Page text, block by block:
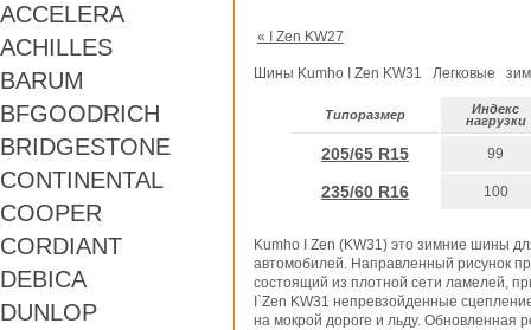
ACCELERA
ACHILLES
BARUM
BFGOODRICH
BRIDGESTONE
CONTINENTAL
COOPER
CORDIANT
DEBICA
DUNLOP
« I Zen KW27
Шины Kumho I Zen KW31 Легковые
Типоразмер
Индекс
нагрузки
205/65 R15 99
235/60 R16 100
Kumho I Zen (KW31) это зимние шины
автомобилей. Направленный рисунок
состоящий из плотной сети ламелей,
I`Zen KW31 непревзойденные
на мокрой дороге и льду. Обновленная